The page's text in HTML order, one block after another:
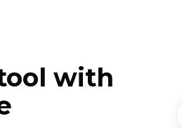
with